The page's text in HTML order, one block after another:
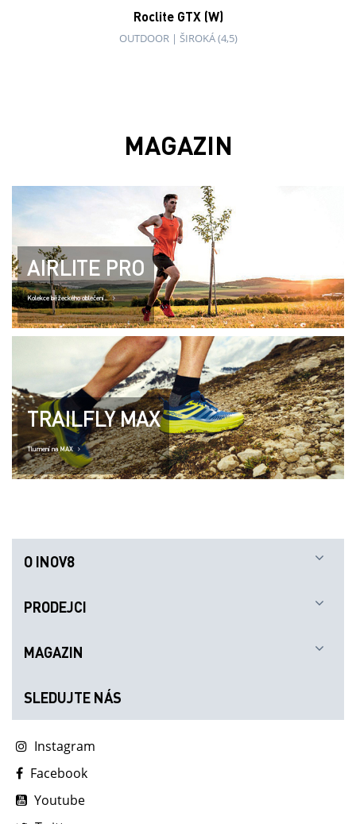
Roclite GTX (W)
OUTDOOR | ŠIROKÁ (4,5)
MAGAZIN
AIRLITE PRO
Kolekce běžeckého oblečení..
TRAILFLY MAX
Tlumení na MAX
O INOV8
PRODEJCI
MAGAZIN
SLEDUJTE NÁS
Instagram
Facebook
Youtube